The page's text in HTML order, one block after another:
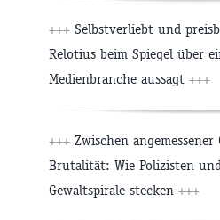
+++ Selbstverliebt und
Relotius beim Spiegel über
Medienbranche aussagt +++
+++ Zwischen
Brutalität: Wie Polizisten
Gewaltspirale stecken +++